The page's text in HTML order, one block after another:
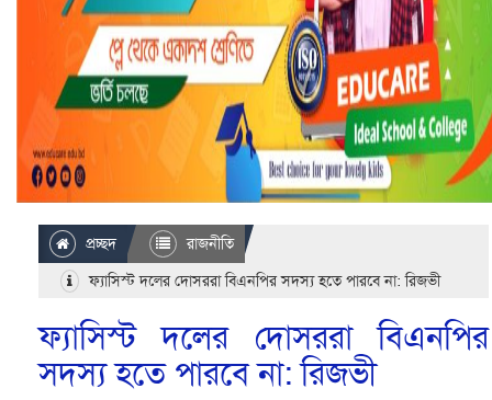
প্রচ্ছদ
রাজনীতি
ফ্যাসিস্ট দলের দোসররা বিএনপির সদস্য হতে পারবে না: রিজভী
ফ্যাসিস্ট দলের দোসররা বিএনপির
সদস্য হতে পারবে না: রিজভী